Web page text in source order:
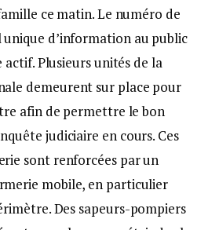
ce matin. Le numéro de
d’information au public
actif. Plusieurs unités de la
demeurent sur place pour
afin de permettre le bon
judiciaire en cours. Ces
sont renforcées par un
mobile, en particulier
Des sapeurs-pompiers